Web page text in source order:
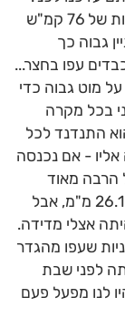
בתחנה שלי נמדדו בסביבות 2 בצהריים רוחות של 76 קמ"ש
גבוה כך
עפו בחצר...
מוט גבוה כדי
בכל מקרה
התנדנד לכל
אליו - אם נכנסה
הרבה מאוד
גשם. עד חצות בשישי הצליחו להימדד אצלי 26.1 מ"מ, אבל
אצלי מדידה.
שעפו מהגדר
לפני שבת
לנו מפעל פעם